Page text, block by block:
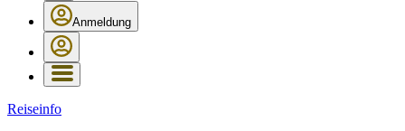
Anmeldung
Reiseinfo